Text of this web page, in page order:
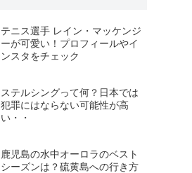
テニス選手 レイン・マッケンジ
ーが可愛い！プロフィールやイ
ンスタをチェック
ステルシングって何？日本では
犯罪にはならない可能性が高
い・・
鹿児島の水中オーロラのベスト
シーズンは？硫黄島への行き方